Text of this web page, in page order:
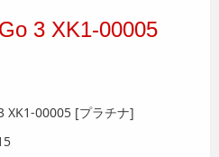
3 XK1-00005
XK1-00005 [プラチナ]